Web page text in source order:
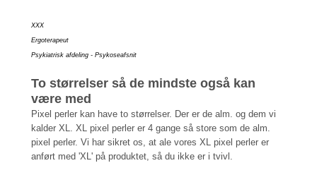
XXX
Ergoterapeut
Psykiatrisk afdeling - Psykoseafsnit
To størrelser så de mindste også kan
være med
Pixel perler kan have to størrelser. Der er de alm. og dem vi
kalder XL. XL pixel perler er 4 gange så store som de alm.
pixel perler. Vi har sikret os, at ale vores XL pixel perler er
anført med 'XL' på produktet, så du ikke er i tvivl.